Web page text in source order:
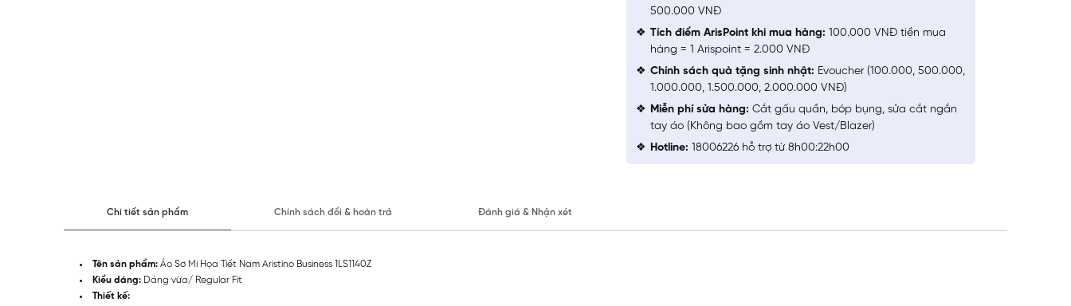
500.000 VNĐ
Tích điểm ArisPoint khi mua hàng: 100.000 VNĐ tiền mua
hàng = 1 Arispoint = 2.000 VNĐ
Chính sách quà tặng sinh nhật: Evoucher (100.000, 500.000,
1.000.000, 1.500.000, 2.000.000 VNĐ)
Miễn phí sửa hàng: Cắt gấu quần, bóp bụng, sửa cắt ngắn
tay áo (Không bao gồm tay áo Vest/Blazer)
Hotline: 18006226 hỗ trợ từ 8h00:22h00
Chi tiết sản phẩm Chính sách đổi & hoàn trả Đánh giá & Nhận xét
Tên sản phẩm: Áo Sơ Mi Họa Tiết Nam Aristino Business 1LS1140Z
Kiểu dáng: Dáng vừa/ Regular Fit
Thiết kế: